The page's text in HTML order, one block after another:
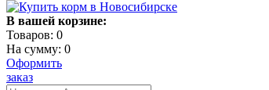
В вашей корзине:
Товаров: 0
На сумму: 0
Оформить
заказ